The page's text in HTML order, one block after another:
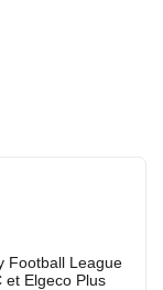
Football League
et Elgeco Plus